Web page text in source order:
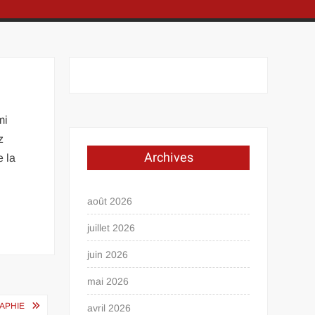
la
Archives
août 2026
juillet 2026
juin 2026
mai 2026
avril 2026